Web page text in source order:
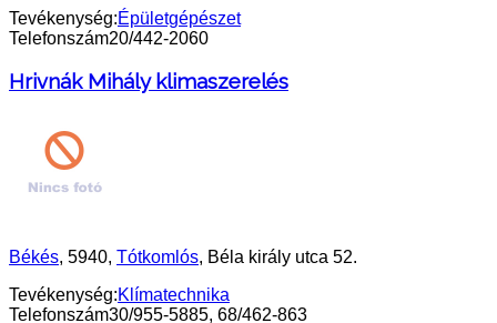
Tevékenység:Épületgépészet
Telefonszám20/442-2060
Hrivnák Mihály klimaszerelés
Békés, 5940, Tótkomlós, Béla király utca 52.
Tevékenység:Klímatechnika
Telefonszám30/955-5885, 68/462-863